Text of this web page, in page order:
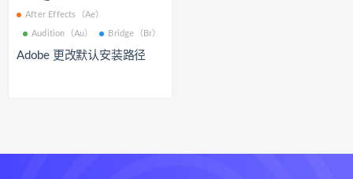
After Effects（Ae）
Audition（Au） Bridge（Br）
Adobe 更改默认安装路径